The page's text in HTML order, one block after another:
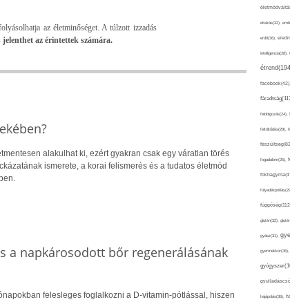
az életminőséget. A túlzott izzadás
az érintettek számára.
alakulhat ki, ezért gyakran csak egy váratlan törés
ismerete, a korai felismerés és a tudatos életmód
a napkárosodott bőr regenerálásának
felesleges foglalkozni a D-vitamin-pótlással, hiszen
elvárás(32),
erdő(36),
intelligencia(28),
facebook(42),
feldolgozás(24),
feltöltődés(29),
fogadalom(25),
glutén(32),
gyász(31),
gyermekkor(36),
hajápolás(36),